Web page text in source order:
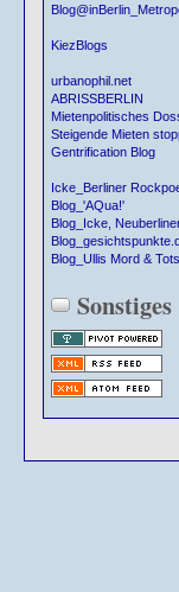
KiezBlogs
urbanophil.net
ABRISSBERLIN
Mietenpolitisches
Steigende Mieten
Gentrification Blog
Icke_Berliner
Blog_'AQua!'
Blog_Icke,
Blog_Ullis Mord &
Sonstiges